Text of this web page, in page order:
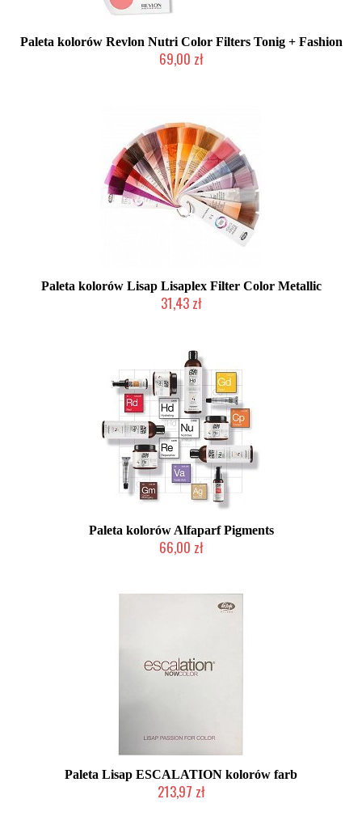
Paleta kolorów Revlon Nutri Color Filters Tonig + Fashion
69,00 zł
Paleta kolorów Lisap Lisaplex Filter Color Metallic
31,43 zł
Paleta kolorów Alfaparf Pigments
66,00 zł
Paleta Lisap ESCALATION kolorów farb
213,97 zł